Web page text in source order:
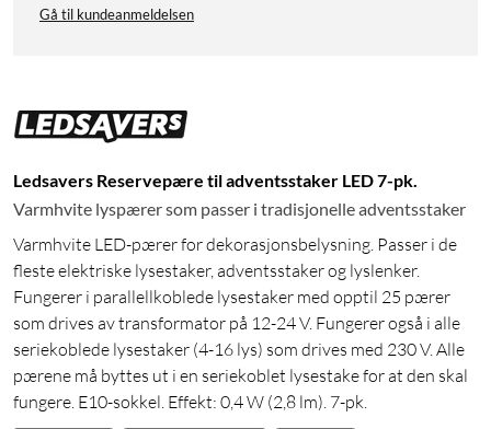
Gå til kundeanmeldelsen
Ledsavers Reservepære til adventsstaker LED 7-pk.
Varmhvite lyspærer som passer i tradisjonelle adventsstaker
Varmhvite LED-pærer for dekorasjonsbelysning. Passer i de
fleste elektriske lysestaker, adventsstaker og lyslenker.
Fungerer i parallellkoblede lysestaker med opptil 25 pærer
som drives av transformator på 12-24 V. Fungerer også i alle
seriekoblede lysestaker (4-16 lys) som drives med 230 V. Alle
pærene må byttes ut i en seriekoblet lysestake for at den skal
fungere. E10-sokkel. Effekt: 0,4 W (2,8 lm). 7-pk.